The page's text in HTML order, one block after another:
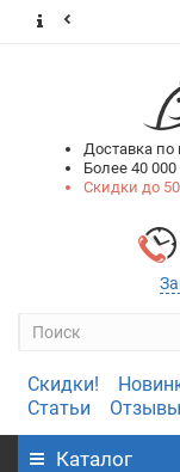
Доставка по
Более 40 000
Скидки до
Скидки!
Статьи
Отзывы
Каталог